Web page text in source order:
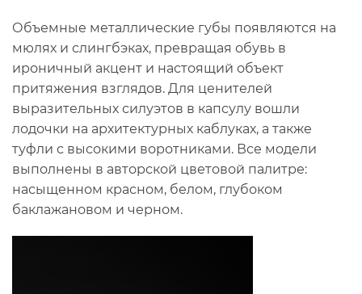
Объемные металлические губы появляются на
мюлях и слингбэках, превращая обувь в
ироничный акцент и настоящий объект
притяжения взглядов. Для ценителей
выразительных силуэтов в капсулу вошли
лодочки на архитектурных каблуках, а также
туфли с высокими воротниками. Все модели
выполнены в авторской цветовой палитре:
насыщенном красном, белом, глубоком
баклажановом и черном.